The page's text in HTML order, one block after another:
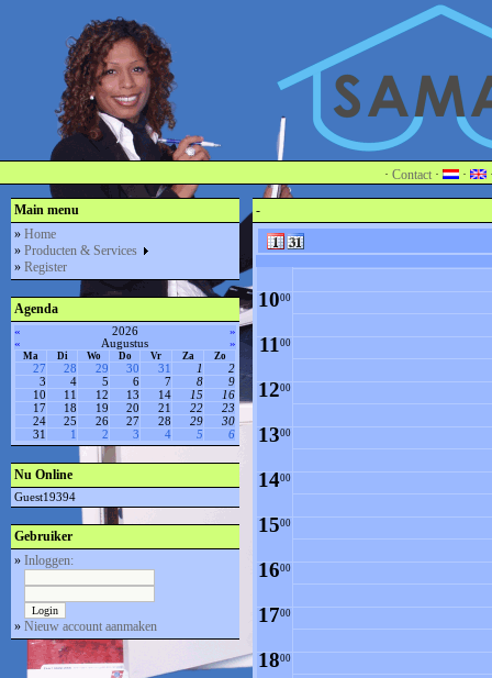
· Contact · ·
-
00
700
900
1000
1100
1200
1300
1400
1500
1600
1700
1800
Main menu
» Home
» Producten & Services
» Register
Agenda
« 2026
»
«
Augustus »
Ma Di Wo Do Vr Za Zo
27 28 29 30 31 1
2
3
4 5 6 7 8
9
10
11 12 13 14 15
16
17
18 19 20 21 22
23
24
25 26 27 28 29
30
31
1 2 3 4 5 6
Nu Online
Guest19394
Gebruiker
» Inloggen:
» Nieuw account aanmaken